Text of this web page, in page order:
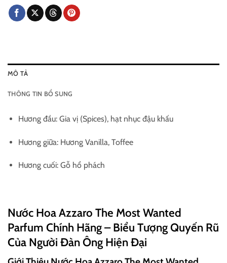
MÔ TẢ
THÔNG TIN BỔ SUNG
Hương đầu: Gia vị (Spices), hạt nhục đậu khấu
Hương giữa: Hương Vanilla, Toffee
Hương cuối: Gỗ hổ phách
Nước Hoa Azzaro The Most Wanted
Parfum Chính Hãng – Biểu Tượng Quyến Rũ
Của Người Đàn Ông Hiện Đại